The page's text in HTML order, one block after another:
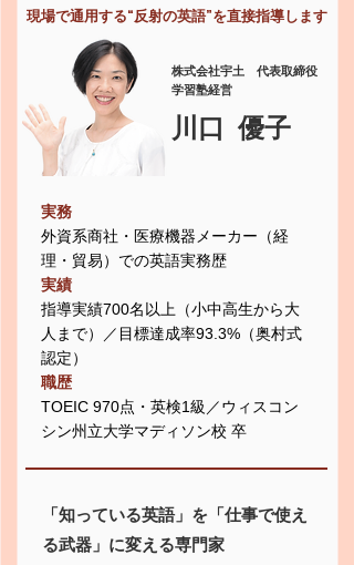
現場で通用する“反射の英語”を直接指導します
株式会社宇土 代表取締役
学習塾経営
川口 優子
実務
外資系商社・医療機器メーカー（経
理・貿易）での英語実務歴
実績
指導実績700名以上（小中高生から大
人まで）／目標達成率93.3%（奥村式
認定）
職歴
TOEIC 970点・英検1級／ウィスコン
シン州立大学マディソン校 卒
「知っている英語」を「仕事で使え
る武器」に変える専門家